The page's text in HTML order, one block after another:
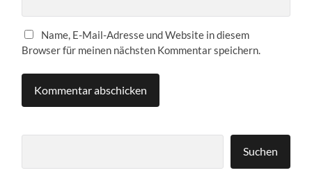
Name, E-Mail-Adresse und Website in diesem
Browser für meinen nächsten Kommentar speichern.
Suchen